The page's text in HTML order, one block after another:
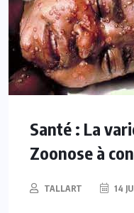
Santé : La
Zoonose à
TALLART 14